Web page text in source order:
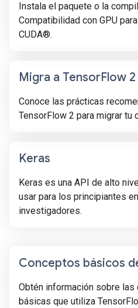
Instala el paquete o la
Compatibilidad con GPU
CUDA®.
Migra a TensorFlow 2
Conoce las prácticas
TensorFlow 2 para migrar tu
Keras
Keras es una API de alto
usar para los principiantes
investigadores.
Conceptos básicos
Obtén información sobre
básicas que utiliza